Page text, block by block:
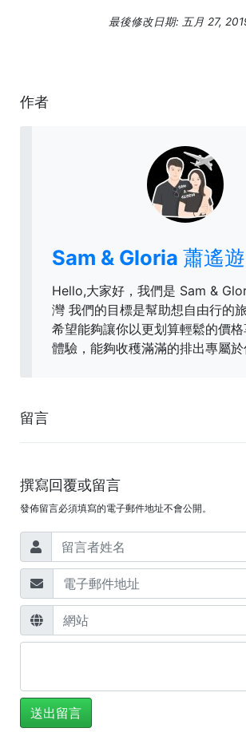
最後修改日期: 五月 27,
作者
Sam & Gloria 蕭遙遊
Hello,大家好，我們是 Sam &
灣 我們的目標是幫助想自由行的
希望能夠讓你以更划算輕鬆的價
體驗，能夠收穫滿滿的排出專屬於
留言
撰寫回覆或留言
發佈留言必須填寫的電子郵件地址不會公開。